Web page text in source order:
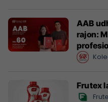
AAB
rajon:
Frutex